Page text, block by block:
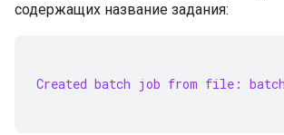
содержащих название задания:
Created batch job from file: